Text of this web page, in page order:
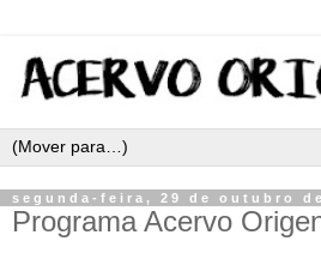
segunda-feira, 29 de outubro
Programa Acervo